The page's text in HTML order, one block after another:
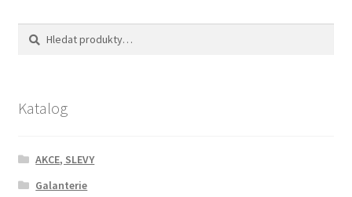
Hledat:
Hledat
Katalog
AKCE, SLEVY
Galanterie